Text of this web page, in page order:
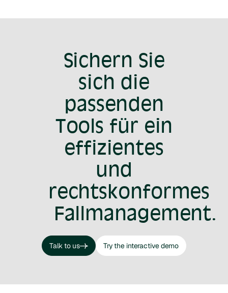
Sichern Sie
sich die
passenden
Tools für ein
effizientes
und
rechtskonformes
Fallmanagement.
Talk to us
Talk to us
Try the interactive demo
Try the interactive demo